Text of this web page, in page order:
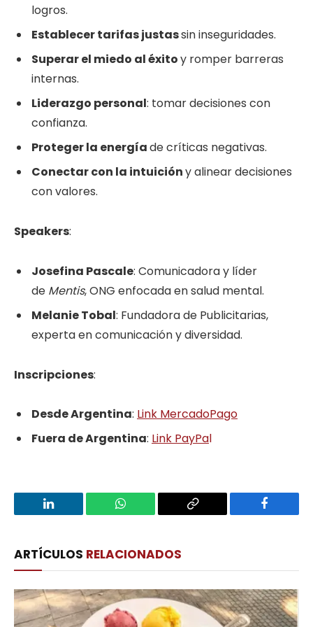
logros.
Establecer tarifas justassin inseguridades.
Superar el miedo al éxitoy romper barreras
internas.
Liderazgo personal: tomar decisiones con
confianza.
Proteger la energíade críticas negativas.
Conectar con la intuicióny alinear decisiones
con valores.
Speakers:
Josefina Pascale: Comunicadora y líder
de Mentis, ONG enfocada en salud mental.
Melanie Tobal: Fundadora de Publicitarias,
experta en comunicación y diversidad.
Inscripciones:
Desde Argentina: Link MercadoPago
Fuera de Argentina: Link PayPal
LinkedIn WhatsApp
Copy
Facebook
ARTÍCULOS RELACIONADOS